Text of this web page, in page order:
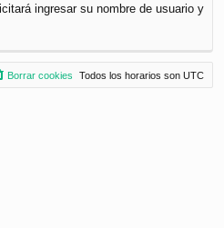
ingresar su nombre de usuario y
Todos los horarios son UTC
Borrar cookies